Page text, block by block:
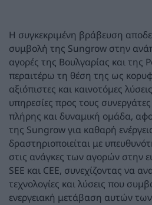
Η συγκεκριμένη βράβευση
συμβολή της Sungrow στην
αγορές της Βουλγαρίας και της
περαιτέρω τη θέση της ως
αξιόπιστες και καινοτόμες
υπηρεσίες προς τους
πλήρης και δυναμική ομάδα,
της Sungrow για καθαρή
δραστηριοποιείται με
στις ανάγκες των αγορών στην
SEE και CEE, συνεχίζοντας να
τεχνολογίες και λύσεις που
ενεργειακή μετάβαση αυτών